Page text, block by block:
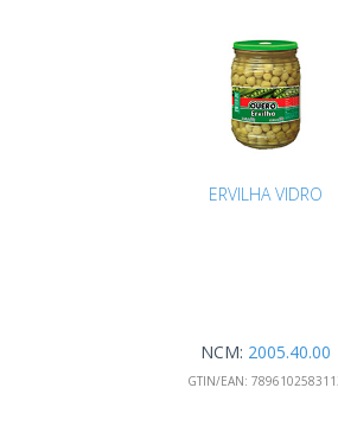
ERVILHA VIDRO
NCM: 2005.40.00
GTIN/EAN: